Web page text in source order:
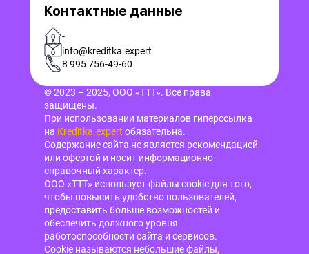
Контактные данные
-
info@kreditka.expert
8 995 756-49-60
© 2023 – 2025, ООО «ТТТ». Все права
защищены.
При использовании материалов гиперссылка
на Kreditka.expert обязательна.
Содержание сайта не является рекомендацией
или офертой и носит информационно-
справочный характер.
ООО «ТТТ» использует файлы cookie для того,
чтобы повысить удобство пользователей,
предоставить больше возможностей и
обеспечить должного уровня
работоспособности сайта и сервисов.
Cookie называются небольшие файлы,